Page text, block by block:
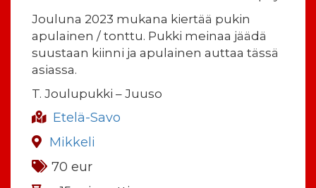
Jouluna 2023 mukana kiertää pukin
apulainen / tonttu. Pukki meinaa jäädä
suustaan kiinni ja apulainen auttaa tässä
asiassa.
T. Joulupukki – Juuso
Etelä-Savo
Mikkeli
70 eur